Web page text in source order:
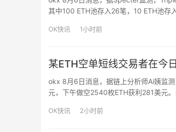
其中100 ETH池存入26笔，10 ETH池存
OK快讯 1小时前
某ETH空单短线交易者在今
okx 8月6日消息，据链上分析师Ai姨监
元，下午做空2540枚ETH获利281美元
OK快讯 2小时前